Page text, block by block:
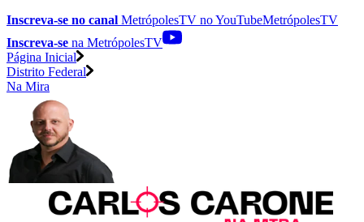
Inscreva-se no canal MetrópolesTV noYouTubeMetrópolesTV
Inscreva-se na MetrópolesTV
Página Inicial
Distrito Federal
Na Mira